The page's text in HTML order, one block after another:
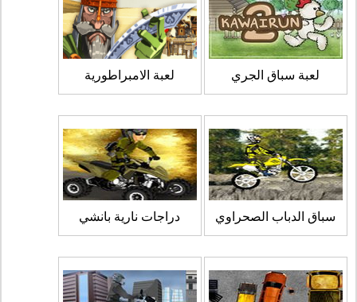
لعبة سباق الجري لعبة الامبراطورية
سباق الدباب الصحراوي دراجات نارية بانشي